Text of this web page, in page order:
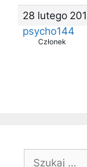
28 lutego
psycho144
Członek
Szukaj: